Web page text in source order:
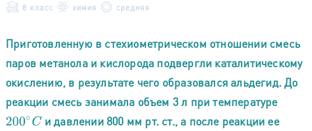
8 класс химия средняя
Приготовленную в стехиометрическом отношении смесь
паров метанола и кислорода подвергли каталитическому
окислению, в результате чего образовался альдегид. До
реакции смесь занимала объем 3 л при температуре
200∘C и давлении 800 мм рт. ст., а после реакции ее